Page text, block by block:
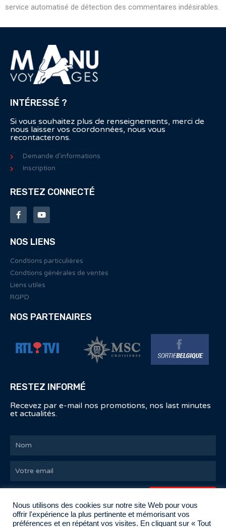
service automatisé de détection des commentaires indésirables.
INTÉRESSÉ ?
Si vous souhaitez plus de renseignements, merci de
nous laisser vos coordonnées, nous vous
recontacterons.
Demande d'informations
Inscription
RESTEZ CONNECTÉ
NOS LIENS
Condtions particulières
Condtions générales de ventes
Liens utiles
RGPD
NOS PARTENAIRES
RESTEZ INFORMÉ
Recevez par e-mail nos promotions, nos last minutes
et actualités.
Nous utilisons des cookies sur notre site Web pour vous
offrir l'expérience la plus pertinente et mémorisant vos
préférences et en répétant vos visites. En cliquant sur « Tout